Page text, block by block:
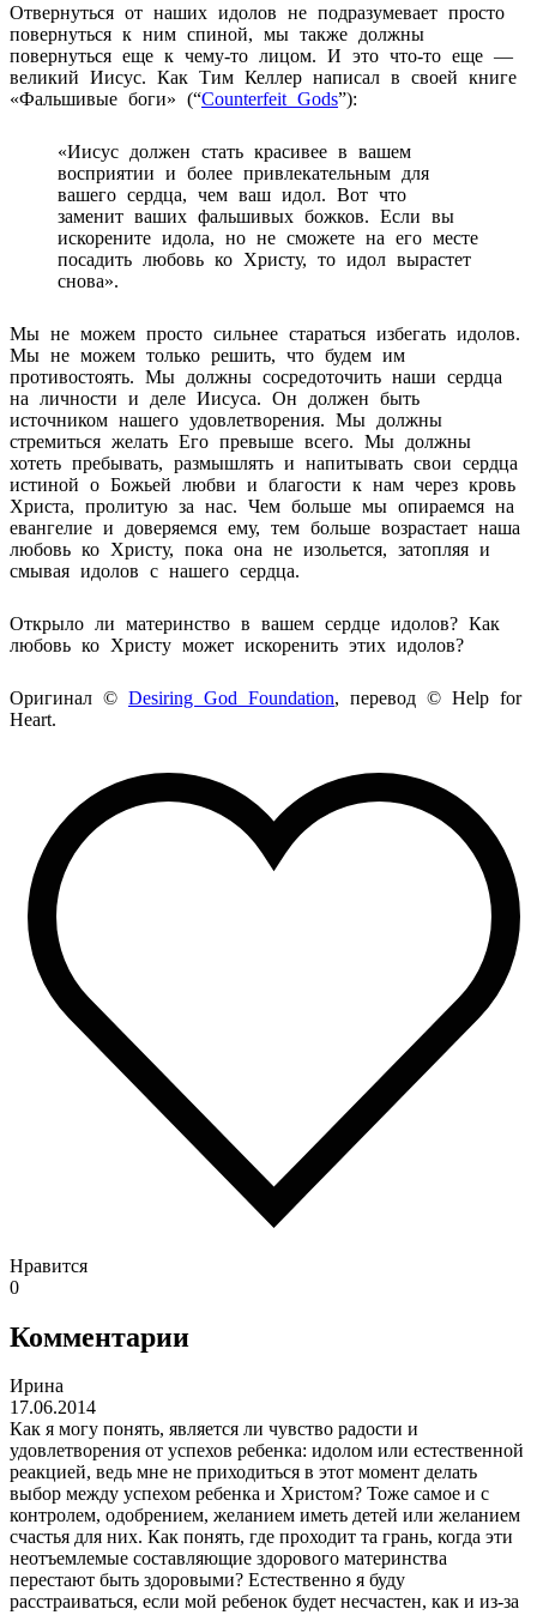
Отвернуться от наших идолов не подразумевает просто
повернуться к ним спиной, мы также должны
повернуться еще к чему-то лицом. И это что-то еще —
великий Иисус. Как Тим Келлер написал в своей книге
«Фальшивые боги» (“Counterfeit Gods”):
«Иисус должен стать красивее в вашем
восприятии и более привлекательным для
вашего сердца, чем ваш идол. Вот что
заменит ваших фальшивых божков. Если вы
искорените идола, но не сможете на его месте
посадить любовь ко Христу, то идол вырастет
снова».
Мы не можем просто сильнее стараться избегать идолов.
Мы не можем только решить, что будем им
противостоять. Мы должны сосредоточить наши сердца
на личности и деле Иисуса. Он должен быть
источником нашего удовлетворения. Мы должны
стремиться желать Его превыше всего. Мы должны
хотеть пребывать, размышлять и напитывать свои сердца
истиной о Божьей любви и благости к нам через кровь
Христа, пролитую за нас. Чем больше мы опираемся на
евангелие и доверяемся ему, тем больше возрастает наша
любовь ко Христу, пока она не изольется, затопляя и
смывая идолов с нашего сердца.
Открыло ли материнство в вашем сердце идолов? Как
любовь ко Христу может искоренить этих идолов?
Оригинал © Desiring God Foundation, перевод © Help for
Heart.
Нравится
0
Комментарии
Ирина
17.06.2014
Как я могу понять, является ли чувство радости и
удовлетворения от успехов ребенка: идолом или естественной
реакцией, ведь мне не приходиться в этот момент делать
выбор между успехом ребенка и Христом? Тоже самое и с
контролем, одобрением, желанием иметь детей или желанием
счастья для них. Как понять, где проходит та грань, когда эти
неотъемлемые составляющие здорового материнства
перестают быть здоровыми? Естественно я буду
расстраиваться, если мой ребенок будет несчастен, как и из-за